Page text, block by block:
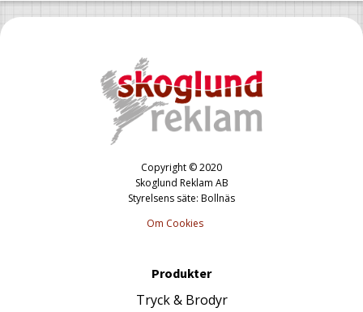
Copyright © 2020
Skoglund Reklam AB
Styrelsens säte: Bollnäs
Om Cookies
Produkter
Tryck & Brodyr